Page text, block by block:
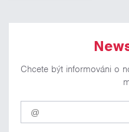
Chcete být informováni o
Pro
odběr
našich